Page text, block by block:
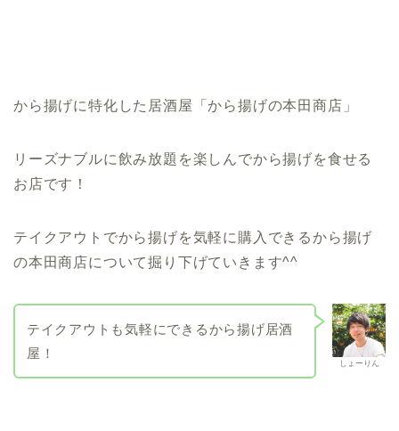
から揚げに特化した居酒屋「から揚げの本田商店」
リーズナブルに飲み放題を楽しんでから揚げを食せる
お店です！
テイクアウトでから揚げを気軽に購入できるから揚げ
の本田商店について掘り下げていきます^^
しょーりん
テイクアウトも気軽にできるから揚げ居酒
屋！